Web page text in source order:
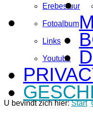
Erebestuur
Fotoalbum
Links
Youtube
U bevindt zich hier:Start